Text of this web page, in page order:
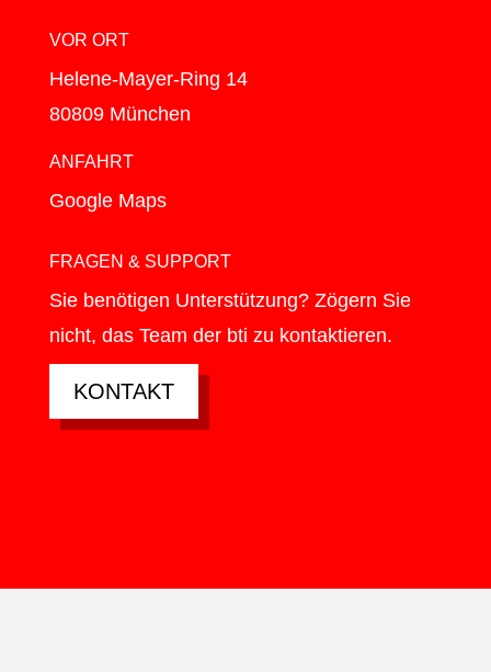
VOR ORT
Helene-Mayer-Ring 14
80809 München
ANFAHRT
Google Maps
FRAGEN & SUPPORT
Sie benötigen Unterstützung? Zögern Sie
nicht, das Team der bti zu kontaktieren.
KONTAKT